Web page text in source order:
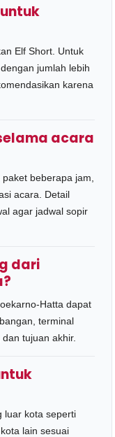
Elf Short. Untuk
jumlah lebih
karena
acara
beberapa jam,
acara. Detail
agar jadwal sopir
dari
Hatta dapat
terminal
tujuan akhir.
luar kota seperti
lain sesuai